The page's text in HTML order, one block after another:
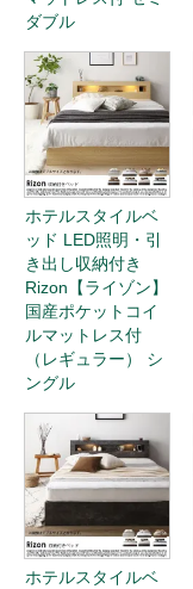
ダブル
ホテルスタイルベ
ッド LED照明・引
き出し収納付き
Rizon【ライゾン】
国産ポケットコイ
ルマットレス付
（レギュラー） シ
ングル
ホテルスタイルベ